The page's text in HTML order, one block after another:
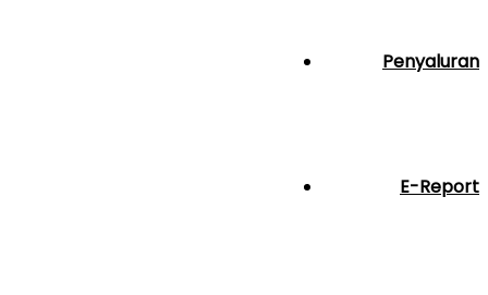
Penyaluran
E-Report